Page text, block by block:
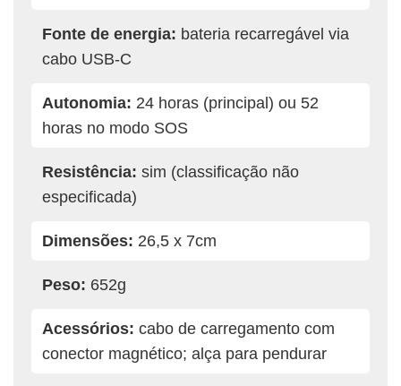
Fonte de energia: bateria recarregável via
cabo USB-C
Autonomia: 24 horas (principal) ou 52
horas no modo SOS
Resistência: sim (classificação não
especificada)
Dimensões: 26,5 x 7cm
Peso: 652g
Acessórios: cabo de carregamento com
conector magnético; alça para pendurar